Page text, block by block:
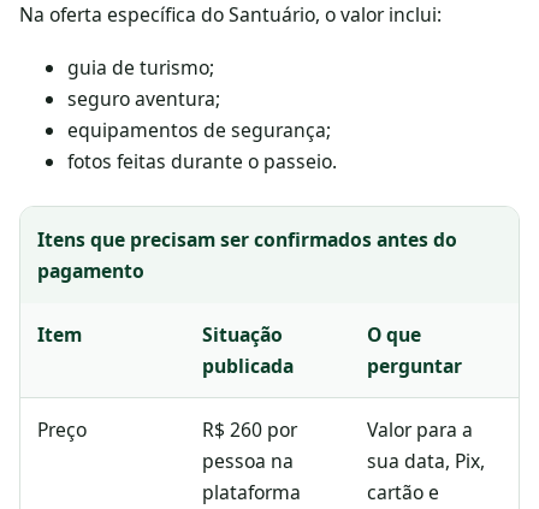
Na oferta específica do Santuário, o valor inclui:
guia de turismo;
seguro aventura;
equipamentos de segurança;
fotos feitas durante o passeio.
Itens que precisam ser confirmados antes do
pagamento
Item
Situação
publicada
O que
perguntar
Preço
R$ 260 por
pessoa na
plataforma
Valor para a
sua data, Pix,
cartão e